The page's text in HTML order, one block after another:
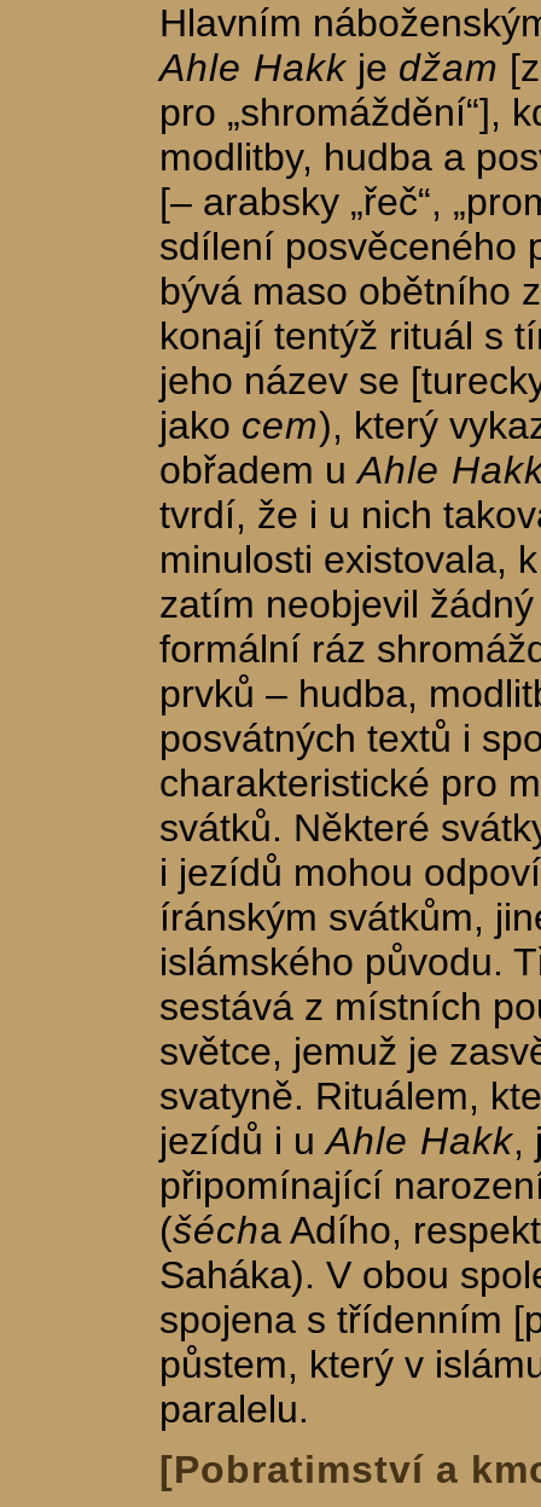
Hlavním
Ahle Hakk je džam
pro „shromáždění“],
modlitby, hudba a
[– arabsky „řeč“,
sdílení posvěceného
bývá maso obětního
konají tentýž rituál s
jeho název se
jako cem), který
obřadem uAhle
tvrdí, že i u nich
minulosti existovala,
zatím neobjevil
formální ráz
prvků – hudba,
posvátných textů i
charakteristické pro
svátků. Některé
i jezídů mohou
íránským svátkům,
islámského původu.
sestává z místních
světce, jemuž je
svatyně. Rituálem,
jezídů i uAhle Hakk,
připomínající
(šécha Adího,
Saháka). V obou
spojena s třídenním
půstem, který v
paralelu.
[Pobratimství a